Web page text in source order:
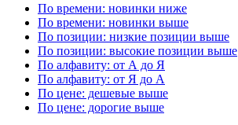
По времени: новинки ниже
По времени: новинки выше
По позиции: низкие позиции выше
По позиции: высокие позиции выше
По алфавиту: от А до Я
По алфавиту: от Я до А
По цене: дешевые выше
По цене: дорогие выше